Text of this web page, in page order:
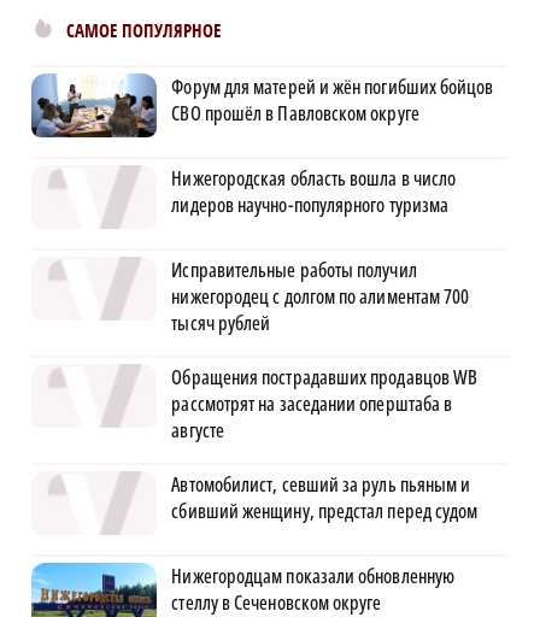
САМОЕ ПОПУЛЯРНОЕ
Форум для матерей и жён погибших бойцов
СВО прошёл в Павловском округе
Нижегородская область вошла в число
лидеров научно-популярного туризма
Исправительные работы получил
нижегородец с долгом по алиментам 700
тысяч рублей
Обращения пострадавших продавцов WB
рассмотрят на заседании оперштаба в
августе
Автомобилист, севший за руль пьяным и
сбивший женщину, предстал перед судом
Нижегородцам показали обновленную
стеллу в Сеченовском округе